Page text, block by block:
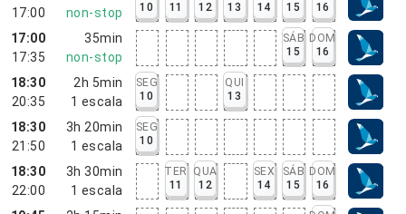
17:00
non-stop
10
11
12
13
14
15
16
17:00
17:35
35min
non-stop
SÁB
15
DOM
16
18:30
20:35
2h 5min
1 escala
SEG
10
QUI
13
18:30
21:50
3h 20min
1 escala
SEG
10
18:30
22:00
3h 30min
1 escala
TER
11
QUA
12
SEX
14
SÁB
15
DOM
16